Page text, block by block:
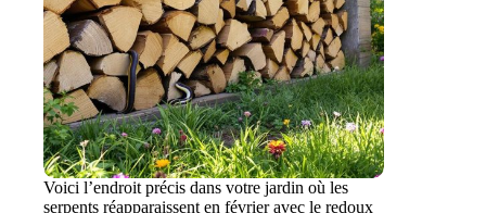
Voici l’endroit précis dans votre jardin où les
serpents réapparaissent en février avec le redoux